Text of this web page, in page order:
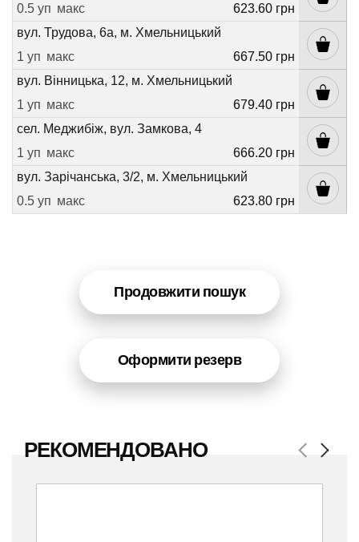
0.5 уп макс
623.60 грн
вул. Трудова, 6а, м. Хмельницький
1 уп макс
667.50 грн
вул. Вінницька, 12, м. Хмельницький
1 уп макс
679.40 грн
сел. Меджибіж, вул. Замкова, 4
1 уп макс
666.20 грн
вул. Зарічанська, 3/2, м. Хмельницький
0.5 уп макс 623.80 грн
Продовжити пошук
Оформити резерв
РЕКОМЕНДОВАНО Previous
Next